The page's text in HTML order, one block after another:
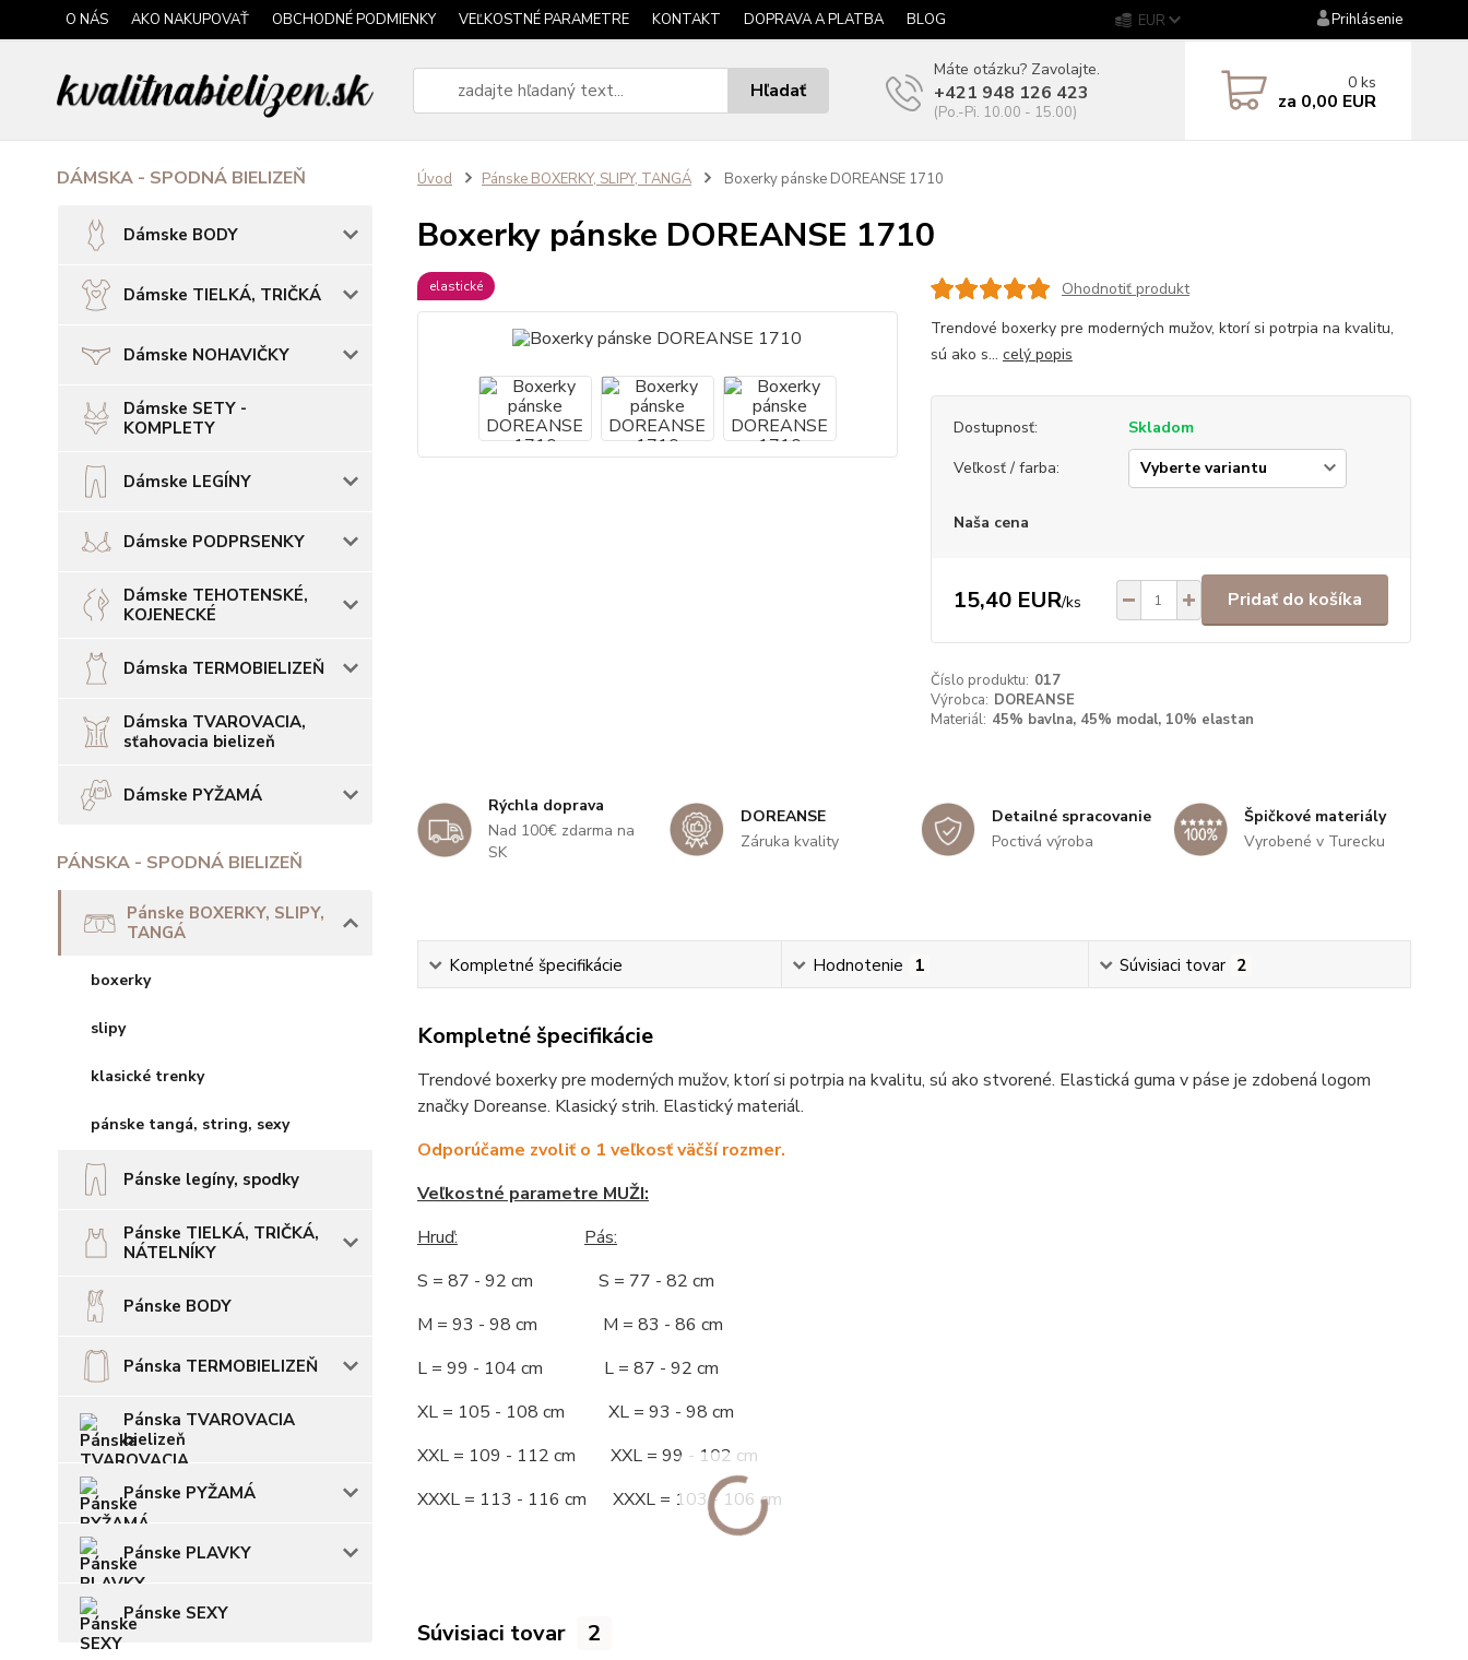
O NÁS AKO NAKUPOVAŤ OBCHODNÉ PODMIENKY VEĽKOSTNÉ PARAMETRE KONTAKT DOPRAVA A PLATBA BLOG EUR Prihlásenie
Hľadať
Máte otázku? Zavolajte.
+421 948 126 423
(Po.-Pi. 10.00 - 15.00)
0 ks
za 0,00 EUR
DÁMSKA - SPODNÁ BIELIZEŇ
Dámske BODY
Dámske TIELKÁ, TRIČKÁ
Dámske NOHAVIČKY
Dámske SETY -
KOMPLETY
Dámske LEGÍNY
Dámske PODPRSENKY
Dámske TEHOTENSKÉ,
KOJENECKÉ
Dámska TERMOBIELIZEŇ
Dámska TVAROVACIA,
sťahovacia bielizeň
Dámske PYŽAMÁ
PÁNSKA - SPODNÁ BIELIZEŇ
Pánske BOXERKY, SLIPY,
TANGÁ
boxerky
slipy
klasické trenky
pánske tangá, string, sexy
Pánske legíny, spodky
Pánske TIELKÁ, TRIČKÁ,
NÁTELNÍKY
Pánske BODY
Pánska TERMOBIELIZEŇ
Pánska TVAROVACIA
bielizeň
Pánske PYŽAMÁ
Pánske PLAVKY
Pánske SEXY
Úvod Pánske BOXERKY, SLIPY, TANGÁ Boxerky pánske DOREANSE 1710
Boxerky pánske DOREANSE 1710
elastické
Ohodnotiť produkt
Trendové boxerky pre moderných mužov, ktorí si potrpia na kvalitu,
sú ako s... celý popis
Dostupnosť:
Skladom
Veľkosť / farba:
Naša cena
15,40 EUR/ks Pridať do košíka
Číslo produktu: 017
Výrobca: DOREANSE
Materiál: 45% bavlna, 45% modal, 10% elastan
Rýchla doprava
Nad 100€ zdarma na
SK
DOREANSE
Záruka kvality
Detailné spracovanie
Poctivá výroba
Špičkové materiály
Vyrobené v Turecku
Kompletné špecifikácie Hodnotenie 1 Súvisiaci tovar 2
Kompletné špecifikácie
Trendové boxerky pre moderných mužov, ktorí si potrpia na kvalitu, sú ako stvorené. Elastická guma v páse je zdobená logom
značky Doreanse. Klasický strih. Elastický materiál.
Odporúčame zvoliť o 1 veľkosť väčší rozmer.
Veľkostné parametre MUŽI:
Hruď:
Pás:
S = 87 - 92 cm S = 77 - 82 cm
M = 93 - 98 cm M = 83 - 86 cm
L = 99 - 104 cm L = 87 - 92 cm
XL = 105 - 108 cm XL = 93 - 98 cm
XXL = 109 - 112 cm XXL = 99 - 102 cm
XXXL = 113 - 116 cm XXXL = 103 - 106 cm
Súvisiaci tovar 2